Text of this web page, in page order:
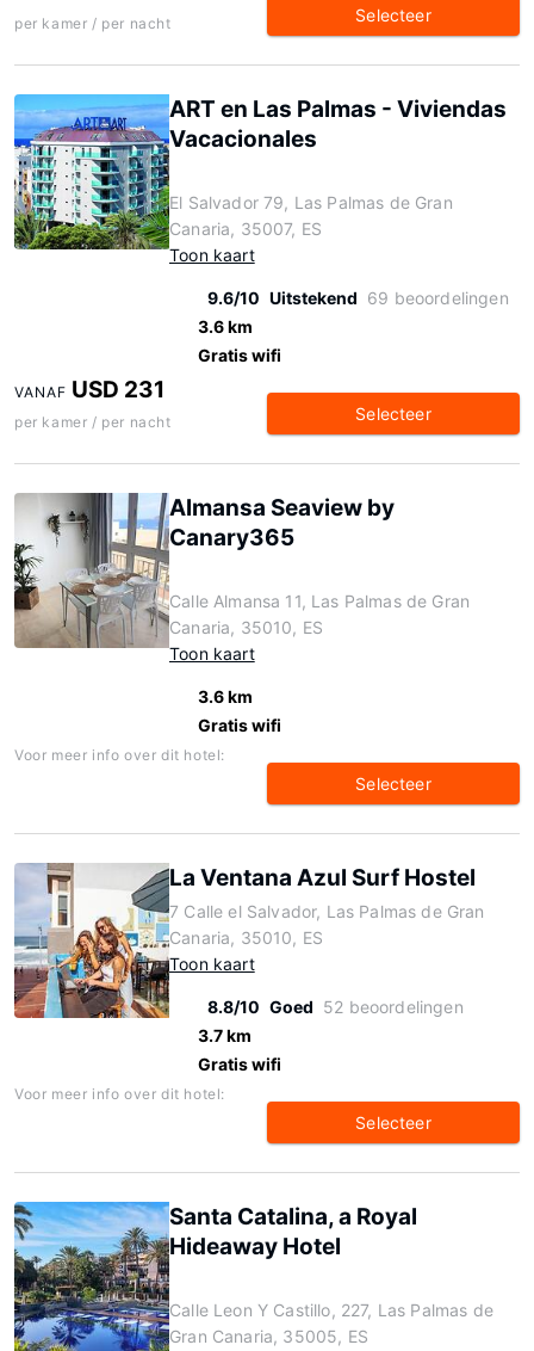
per kamer / per nacht Selecteer
ART en Las Palmas - Viviendas
Vacacionales
El Salvador 79, Las Palmas de Gran
Canaria, 35007, ES
Toon kaart
9.6/10 Uitstekend 69 beoordelingen
3.6 km
Gratis wifi
VANAF USD 231
per kamer / per nacht Selecteer
Almansa Seaview by
Canary365
Calle Almansa 11, Las Palmas de Gran
Canaria, 35010, ES
Toon kaart
3.6 km
Gratis wifi
Voor meer info over dit hotel:
Selecteer
La Ventana Azul Surf Hostel
7 Calle el Salvador, Las Palmas de Gran
Canaria, 35010, ES
Toon kaart
8.8/10 Goed 52 beoordelingen
3.7 km
Gratis wifi
Voor meer info over dit hotel:
Selecteer
Santa Catalina, a Royal
Hideaway Hotel
Calle Leon Y Castillo, 227, Las Palmas de
Gran Canaria, 35005, ES